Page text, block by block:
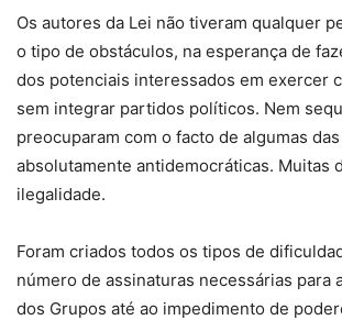
Os autores da Lei não tiveram qualquer
o tipo de obstáculos, na esperança de
dos potenciais interessados em exercer
sem integrar partidos políticos. Nem
preocuparam com o facto de algumas
absolutamente antidemocráticas. Muitas
ilegalidade.
Foram criados todos os tipos de
número de assinaturas necessárias para
dos Grupos até ao impedimento de